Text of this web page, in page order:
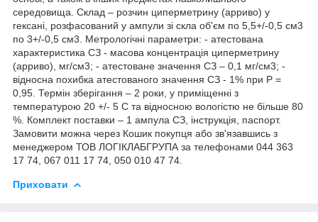
середовища. Склад – розчин циперметрину (арриво) у
гексані, розфасований у ампули зі скла об'єм по 5,5+/-0,5 см3
по 3+/-0,5 см3. Метрологічні параметри: - атестована
характеристика СЗ - масова концентрація циперметрину
(арриво), мг/см3; - атестоване значення СЗ – 0,1 мг/см3; -
відносна похибка атестованого значення СЗ - 1% при Р =
0,95. Термін зберігання – 2 роки, у приміщенні з
температурою 20 +/- 5 С та відносною вологістю не більше 80
%. Комплект поставки – 1 ампула СЗ, інструкція, паспорт.
Замовити можна через Кошик покупця або зв'язавшись з
менеджером ТОВ ЛОГІКЛАБГРУПА за телефонами 044 363
17 74, 067 011 17 74, 050 010 47 74.
Приховати